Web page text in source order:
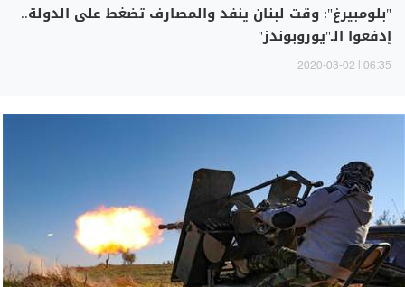
"بلومبيرغ": وقت لبنان ينفد والمصارف تضغط على الدولة..
إدفعوا الـ"يوروبوندز"
06:35 | 2020-03-02